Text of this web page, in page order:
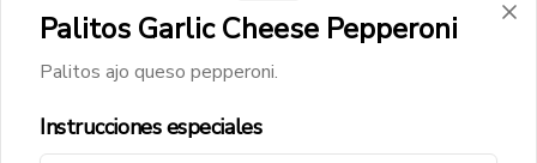
Papitas y Chorrillanas
Papas Fritas Tradicionales
Papas fritas corte delgado.
Palitos Garlic Cheese Pepperoni
Palitos ajo queso pepperoni.
Instrucciones especiales